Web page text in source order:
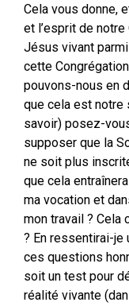
Cela vous donne,
et l’esprit de
Jésus vivant
cette
pouvons-nous en
que cela est notre
savoir) posez-
supposer que la
ne soit plus
que cela
ma vocation et
mon travail ? Cela
? En ressentirai-je
ces questions
soit un test pour
réalité vivante